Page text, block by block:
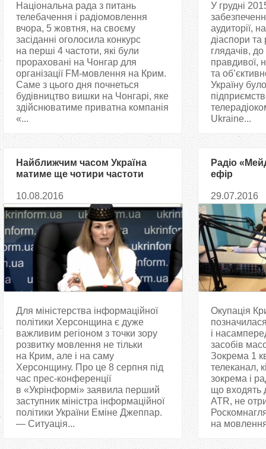
Національна рада з питань
телебачення і радіомовлення
вчора, 5 жовтня, на своєму
засіданні оголосила конкурс
на перші 4 частоти, які були
прораховані на Чонгар для
організації FM-мовлення на Крим.
Саме з цього дня почнеться
будівництво вишки на Чонгарі, яке
здійснюватиме приватна компанія
«...
У грудні
аудиторії,
діаспори та
глядачів,
правдивої,
та
Україну
Ukraine...
Найближчим часом Україна
матиме ще чотири частоти
10.08.2016
Для міністерства інформаційної
політики Херсонщина є дуже
важливим регіоном з точки зору
розвитку мовлення не тільки
на Крим, але і на саму
Херсонщину. Про це 8 серпня під
час прес-конференції
в «Укрінформі» заявила перший
заступник міністра інформаційної
політики України Еміне Джеппар.
— Ситуація...
Радіо
ефір
29.07.2016
Окупація
і
засобів
Зокрема 1
телеканал,
зокрема і
що входять
ATR, не
на